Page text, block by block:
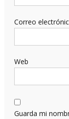
Correo
Web
Guarda mi